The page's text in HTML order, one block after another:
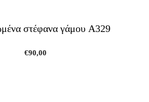
στέφανα γάμου A329
€90,00